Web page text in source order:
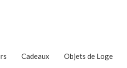
Cadeaux Objets de Loge